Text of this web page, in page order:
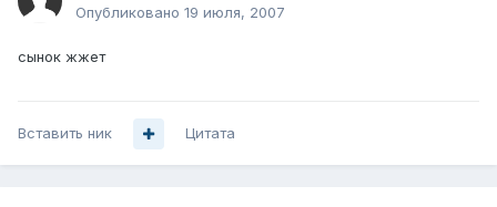
Опубликовано 19 июля, 2007
сынок жжет
Вставить ник Цитата